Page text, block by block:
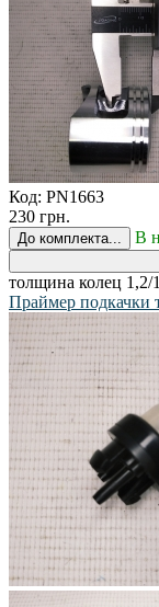
Код: PN1663
230 грн.
До комплекта... В
толщина колец 1,2/
Праймер подкачки